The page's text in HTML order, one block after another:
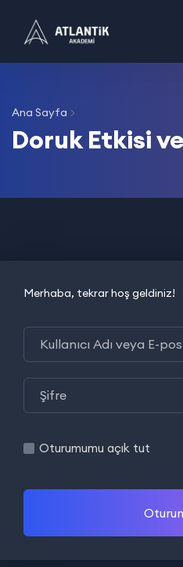
Ana Sayfa
Doruk Etkisi
Merhaba, tekrar hoş geldiniz!
Oturumumu açık tut